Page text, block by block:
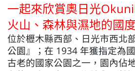
一起來欣賞奧日光
火山、森林與濕地的國度
位於櫪木縣西部、日光市西北
公園』； 在 1934 年獲指定為
古老的國家公園之一，園內佔